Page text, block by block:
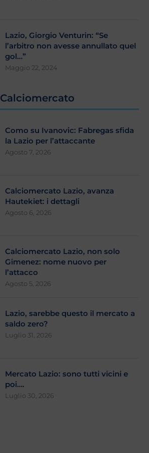
Lazio, Giorgio Venturin: “Se
l’arbitro non avesse annullato quel
gol…”
Maggio 22, 2024
Calciomercato
Como su Ivanovic: Fabregas sfida
la Lazio per l’attaccante
Agosto 7, 2026
Calciomercato Lazio, avanza
Hautekiet: i dettagli
Agosto 6, 2026
Calciomercato Lazio, non solo
Gimenez: nome nuovo per
l’attacco
Agosto 5, 2026
Lazio, sarebbe questo il mercato a
saldo zero?
Luglio 31, 2026
Mercato Lazio: sono tutti vicini e
poi….
Luglio 30, 2026